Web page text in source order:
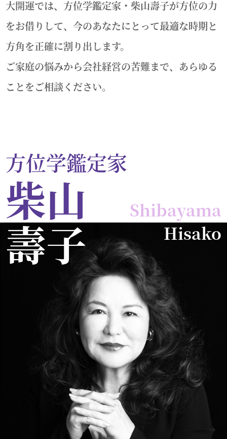
大開運では、方位学鑑定家・柴山壽子が方位の力
をお借りして、今のあなたにとって最適な時期と
方角を正確に割り出します。
ご家庭の悩みから会社経営の苦難まで、あらゆる
ことをご相談ください。
方位学鑑定家
柴山
壽子
Shibayama
Hisako